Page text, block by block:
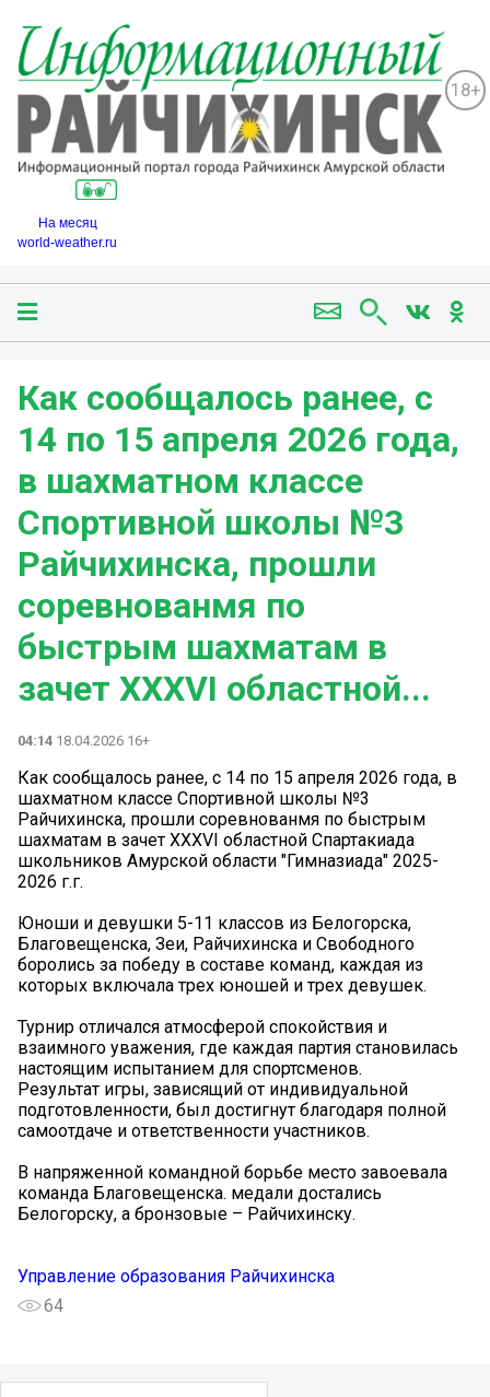
18+
На месяц
world-weather.ru
Как сообщалось ранее, с
14 по 15 апреля 2026 года,
в шахматном классе
Спортивной школы №3
Райчихинска, прошли
соревнованмя по
быстрым шахматам в
зачет XXXVI областной...
04:14 18.04.2026 16+
Как сообщалось ранее, с 14 по 15 апреля 2026 года, в
шахматном классе Спортивной школы №3
Райчихинска, прошли соревнованмя по быстрым
шахматам в зачет XXXVI областной Спартакиада
школьников Амурской области "Гимназиада" 2025-
2026 г.г.
Юноши и девушки 5-11 классов из Белогорска,
Благовещенска, Зеи, Райчихинска и Свободного
боролись за победу в составе команд, каждая из
которых включала трех юношей и трех девушек.
Турнир отличался атмосферой спокойствия и
взаимного уважения, где каждая партия становилась
настоящим испытанием для спортсменов.
Результат игры, зависящий от индивидуальной
подготовленности, был достигнут благодаря полной
самоотдаче и ответственности участников.
В напряженной командной борьбе место завоевала
команда Благовещенска. медали достались
Белогорску, а бронзовые – Райчихинску.
Управление образования Райчихинска
64